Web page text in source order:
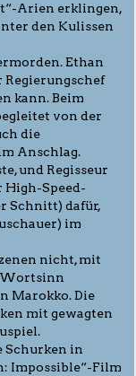
Arien erklingen,
den Kulissen
Ethan
Regierungschef
kann. Beim
von der
die
Anschlag.
und Regisseur
Speed-
Schnitt) dafür,
im
nicht, mit
Wortsinn
Marokko. Die
mit gewagten
Schurken in
Impossible“-Film